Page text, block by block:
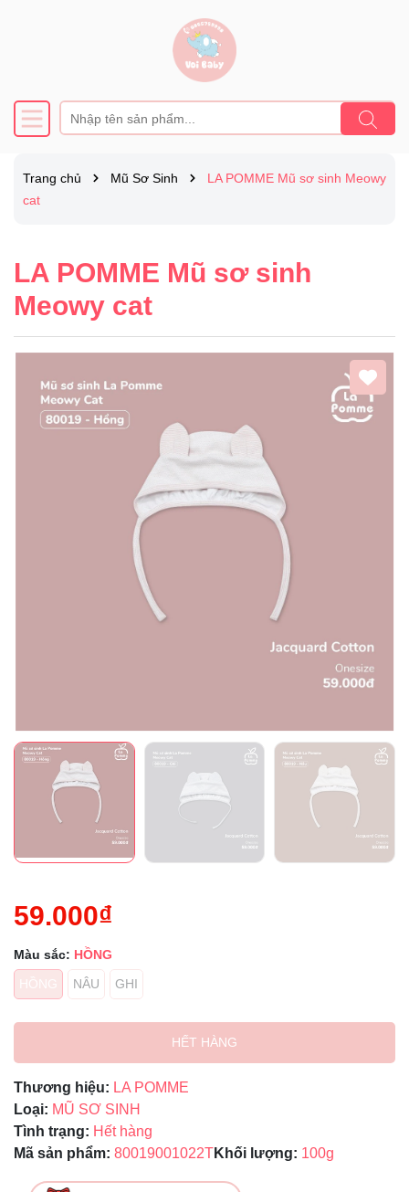
Trang chủ Mũ Sơ Sinh
LA POMME Mũ sơ sinh Meowy
cat
LA POMME Mũ sơ sinh
Meowy cat
59.000₫
Màu sắc: HỒNG
HỒNG
NÂU GHI
HẾT HÀNG
Thương hiệu: LA POMME
Loại: MŨ SƠ SINH
Tình trạng: Hết hàng
Mã sản phẩm: 80019001022TKhối lượng: 100g
Mã giảm giá: